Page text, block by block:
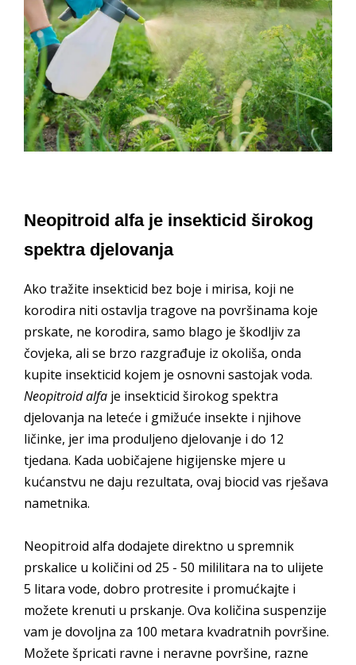
Neopitroid alfa je insekticid širokog
spektra djelovanja
Ako tražite insekticid bez boje i mirisa, koji ne
korodira niti ostavlja tragove na površinama koje
prskate, ne korodira, samo blago je škodljiv za
čovjeka, ali se brzo razgrađuje iz okoliša, onda
kupite insekticid kojem je osnovni sastojak voda.
Neopitroid alfa je insekticid širokog spektra
djelovanja na leteće i gmižuće insekte i njihove
ličinke, jer ima produljeno djelovanje i do 12
tjedana. Kada uobičajene higijenske mjere u
kućanstvu ne daju rezultata, ovaj biocid vas rješava
nametnika.
Neopitroid alfa dodajete direktno u spremnik
prskalice u količini od 25 - 50 mililitara na to ulijete
5 litara vode, dobro protresite i promućkajte i
možete krenuti u prskanje. Ova količina suspenzije
vam je dovoljna za 100 metara kvadratnih površine.
Možete špricati ravne i neravne površine, razne